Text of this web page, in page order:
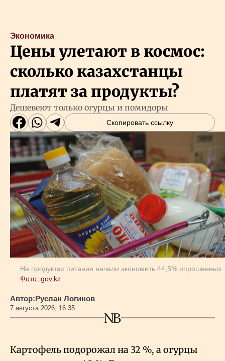
Экономика
Цены улетают в космос:
сколько казахстанцы
платят за продукты?
Дешевеют только огурцы и помидоры
Скопировать ссылку
На продуктах питания начали экономить 44,5% опрошенных.
Фото: gov.kz
Автор:Руслан Логинов
7 августа 2026, 16:35
Картофель подорожал на 32 %, а огурцы